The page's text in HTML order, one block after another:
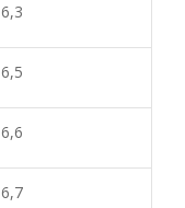
6,3
6,5
6,6
6,7